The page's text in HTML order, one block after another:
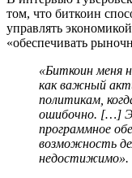
том, что биткоин
управлять
«обеспечивать
«Биткоин меня
как важный
политикам,
ошибочно. […]
программное
возможность
недостижимо».